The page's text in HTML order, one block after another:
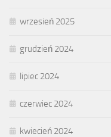
wrzesień 2025
grudzień 2024
lipiec 2024
czerwiec 2024
kwiecień 2024